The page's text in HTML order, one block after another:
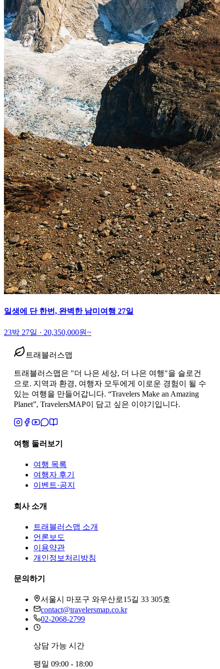
일생에 단 한번, 완벽한 남미여행 27일
23박 27일 · 20,350,000원~
트래블러스맵
트래블러스맵은 "더 나은 세상, 더 나은 여행"을 슬로건
으로. 지역과 환경, 여행자 모두에게 이로운 경험이 될 수
있는 여행을 만들어갑니다. “Travelers Make an Amazing
Planet”, TravelersMAP이 담고 싶은 이야기입니다.
여행 둘러보기
여행 목록
여행자 후기
이벤트·공지
회사 소개
트래블러스맵 소개
언론보도
이용약관
개인정보처리방침
문의하기
서울시 마포구 와우산로15길 33 305호
contact@travelersmap.co.kr
02-2068-2799
상담 가능 시간
평일 09:00 - 18:00